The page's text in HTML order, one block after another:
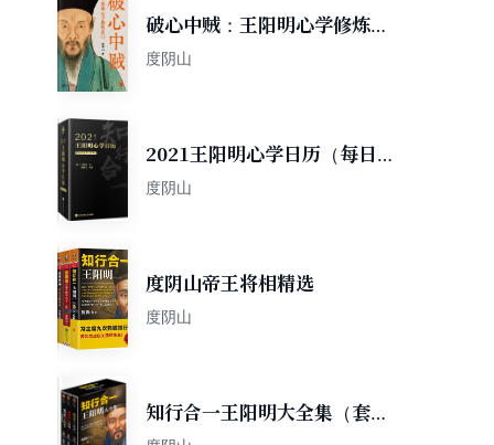
破心中贼：王阳明心学修炼法
门
度阴山
2021王阳明心学日历（每日一
句心学名言，每月一则心学故
度阴山
度阴山帝王将相精选
度阴山
知行合一王阳明大全集（套装
共3册）（全面解读知行合一